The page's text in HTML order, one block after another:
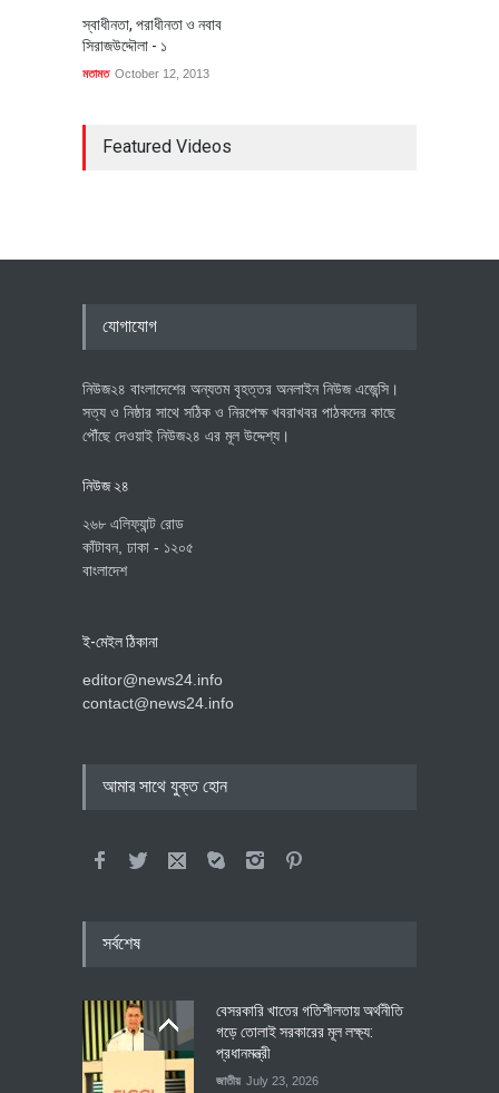
স্বাধীনতা, পরাধীনতা ও নবাব
সিরাজউদ্দৌলা - ১
মতামত October 12, 2013
Featured Videos
যোগাযোগ
নিউজ২৪ বাংলাদেশের অন্যতম বৃহত্তর অনলাইন নিউজ এজেন্সি।
সত্য ও নিষ্ঠার সাথে সঠিক ও নিরপেক্ষ খবরাখবর পাঠকদের কাছে
পৌঁছে দেওয়াই নিউজ২৪ এর মূল উদ্দেশ্য।
নিউজ ২৪
২৬৮ এলিফ্যান্ট রোড
কাঁটাবন, ঢাকা - ১২০৫
বাংলাদেশ
ই-মেইল ঠিকানা
editor@news24.info
contact@news24.info
আমার সাথে যুক্ত হোন
সর্বশেষ
বেসরকারি খাতের গতিশীলতায় অর্থনীতি
গড়ে তোলাই সরকারের মূল লক্ষ্য:
প্রধানমন্ত্রী
জাতীয় July 23, 2026